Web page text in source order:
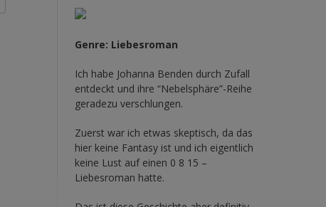
Genre: Liebesroman
Ich habe Johanna Benden durch Zufall
entdeckt und ihre “Nebelsphäre”-Reihe
geradezu verschlungen.
Zuerst war ich etwas skeptisch, da das
hier keine Fantasy ist und ich eigentlich
keine Lust auf einen 0 8 15 –
Liebesroman hatte.